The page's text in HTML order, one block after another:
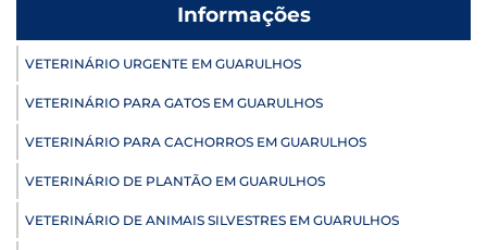
Informações
VETERINÁRIO URGENTE EM GUARULHOS
VETERINÁRIO PARA GATOS EM GUARULHOS
VETERINÁRIO PARA CACHORROS EM GUARULHOS
VETERINÁRIO DE PLANTÃO EM GUARULHOS
VETERINÁRIO DE ANIMAIS SILVESTRES EM GUARULHOS